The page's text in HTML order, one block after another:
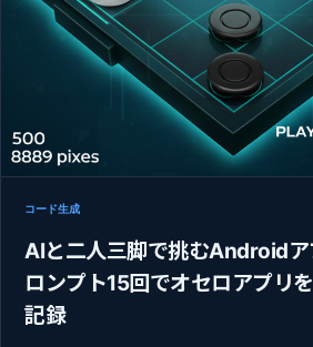
コード生成
AIと二人三脚で挑むAndroidア
ロンプト15回でオセロアプリ
記録